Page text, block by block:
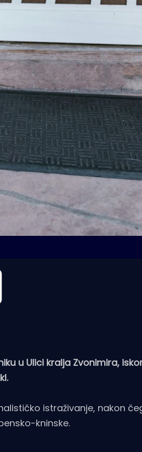
u Ulici kralja Zvonimira,
istraživanje, nakon
kninske.